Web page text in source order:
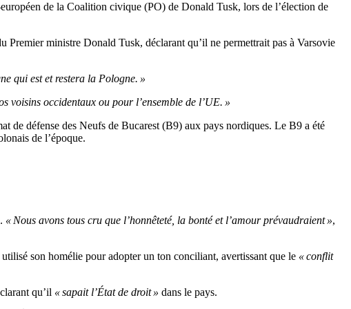
de la Coalition civique (PO) de Donald Tusk, lors de l’élection de
ministre Donald Tusk, déclarant qu’il ne permettrait pas à Varsovie
qui est et restera la Pologne. »
voisins occidentaux ou pour l’ensemble de l’UE. »
de défense des Neufs de Bucarest (B9) aux pays nordiques. Le B9 a été
de l’époque.
« Nous avons tous cru que l’honnêteté, la bonté et l’amour prévaudraient »,
son homélie pour adopter un ton conciliant, avertissant que le « conflit
qu’il « sapait l’État de droit » dans le pays.